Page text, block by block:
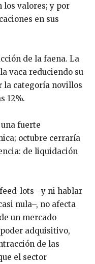
los valores; y por
en sus
de la faena. La
vaca reduciendo su
la categoría novillos
12%.
fuerte
octubre cerraría
de liquidación
lots –y ni hablar
nula–, no afecta
un mercado
adquisitivo,
de las
el sector